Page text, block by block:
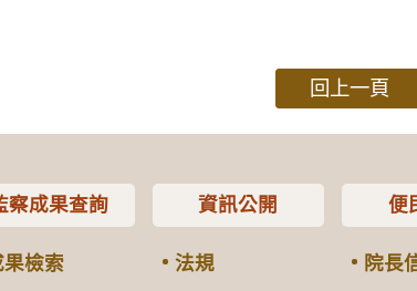
回上一頁
察成果查詢
果檢索
資訊公開
法規
便
院長